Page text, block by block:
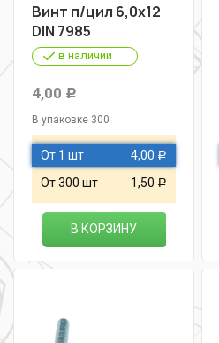
Винт п/цил 6,0х12
DIN 7985
в наличии
4,00 Р
В упаковке 300
От 1 шт 4,00 Р
От 300 шт 1,50 Р
В КОРЗИНУ